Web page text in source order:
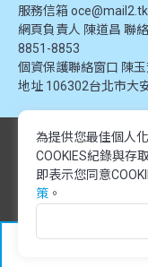
服務信箱
網頁負責人 陳道昌 聯
8851-8853
個資保護聯絡窗口 陳
地址 106302台北市大
© 2024 淡江大學推廣教育
提供，未經授權禁止轉載
有，僅供學習交流使用。
© 2024 Tamkang
reserved.The content of
Office of Continuing
prohibited.All course
為提供您最佳個人
COOKIES紀錄與存
即表示您同意
策 。